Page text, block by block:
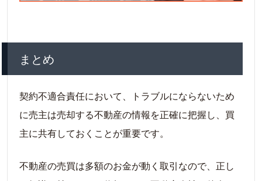
まとめ
契約不適合責任において、トラブルにならないため
に売主は売却する不動産の情報を正確に把握し、買
主に共有しておくことが重要です。
不動産の売買は多額のお金が動く取引なので、正し